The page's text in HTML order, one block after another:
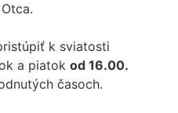
k sviatosti
a piatok od 16.00.
časoch.